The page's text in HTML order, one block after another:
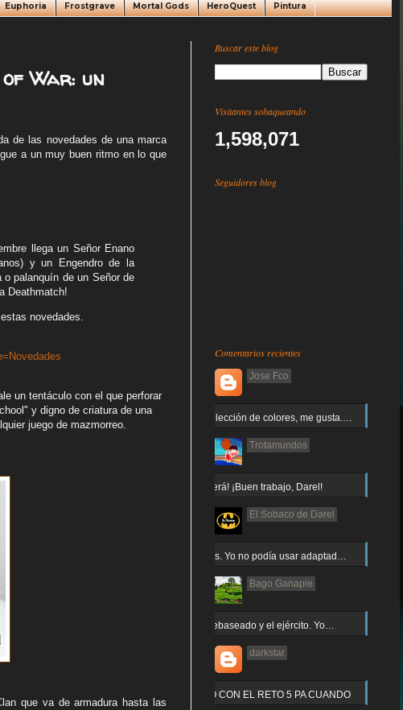
Euphoria Frostgrave Mortal Gods HeroQuest Pintura
War: un
de las novedades de una marca
a un muy buen ritmo en lo que
llega un Señor Enano
y un Engendro de la
palanquín de un Señor de
Deathmatch!
novedades.
un tentáculo con el que perforar
y digno de criatura de una
juego de mazmorreo.
que va de armadura hasta las
Buscar este blog
Visitantes sobaqueando
1,598,071
Seguidores blog
Comentarios recientes
Jose Fco
Muy buena elección de colores, me gusta.…
Trotamundos
¡Arnor no caerá! ¡Buen trabajo, Darel!
El Sobaco de Darel
Jajaja gracias. Yo no podía usar adaptad…
Bago Ganapie
Increíble el rebaseado y el ejército. Yo…
darkstar
Y QUE PASO CON EL RETO 5 PA CUANDO